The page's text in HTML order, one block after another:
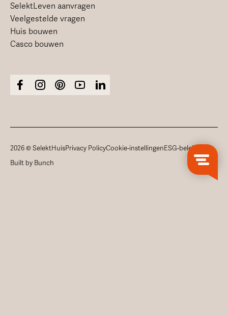
SelektLeven aanvragen
Veelgestelde vragen
Huis bouwen
Casco bouwen
2026 © SelektHuisPrivacy PolicyCookie-instellingenESG-beleid
Built by Bunch